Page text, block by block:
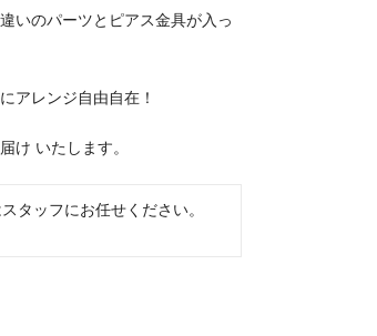
いのパーツとピアス金具が入っ
アレンジ自由自在！
け いたします。
タッフにお任せください。